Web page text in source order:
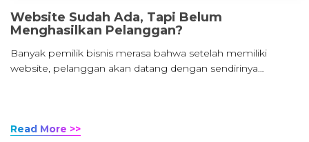
Website Sudah Ada, Tapi Belum
Menghasilkan Pelanggan?
Banyak pemilik bisnis merasa bahwa setelah memiliki
website, pelanggan akan datang dengan sendirinya…
Read More >>